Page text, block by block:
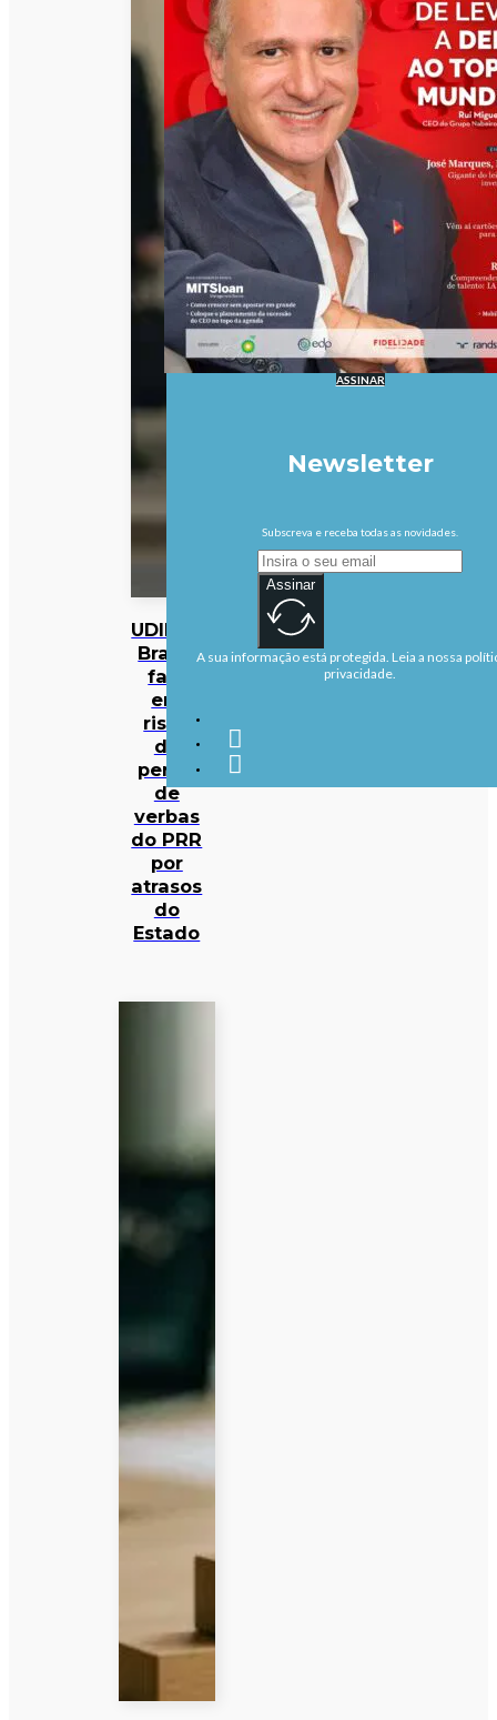
UDIPSS
Braga
fala
em
risco
de
perda
de
verbas
do PRR
por
atrasos
do
Estado
ASSINAR
Newsletter
Subscreva e receba todas as novidades.
Assinar
A sua informação está protegida. Leia a nossa
privacidade.